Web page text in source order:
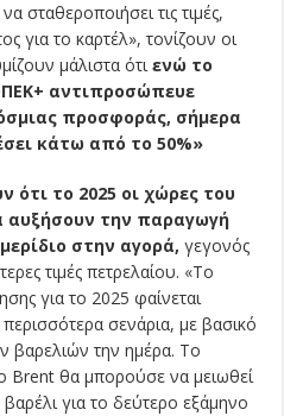
σταθεροποιήσει τις τιμές,
για το καρτέλ», τονίζουν οι
μάλιστα ότιενώ το
αντιπροσώπευε
προσφοράς, σήμερα
κάτω από το 50%»
ότι το 2025 οι χώρες του
αυξήσουν την παραγωγή
στην αγορά, γεγονός
τιμές πετρελαίου. «Το
για το 2025 φαίνεται
σενάρια, με βασικό
βαρελιών την ημέρα. Το
Brent θα μπορούσε να μειωθεί
για το δεύτερο εξάμηνο